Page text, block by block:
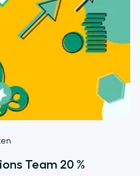
Team 20 %